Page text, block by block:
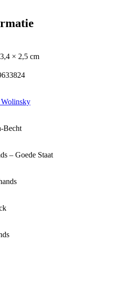
× 2,5 cm
Wolinsky
Becht
– Goede Staat